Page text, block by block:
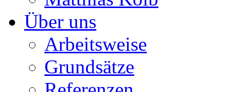
Über uns
Arbeitsweise
Grundsätze